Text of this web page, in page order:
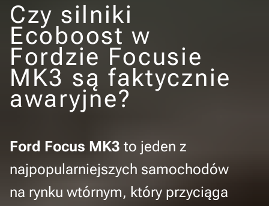
Czy silniki
Ecoboost w
Fordzie Focusie
MK3 są faktycznie
awaryjne?
Ford Focus MK3 to jeden z
najpopularniejszych samochodów
na rynku wtórnym, który przyciąga